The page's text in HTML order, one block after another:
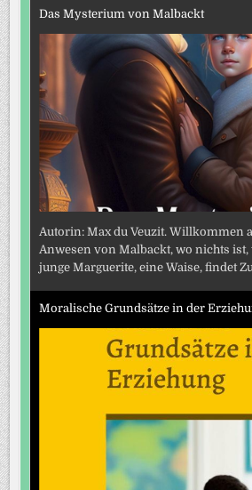
Das Mysterium von Malbackt
Autorin: Max du Veuzit. Willkommen
Anwesen von Malbackt, wo nichts ist,
junge Marguerite, eine Waise, findet
Moralische Grundsätze in der